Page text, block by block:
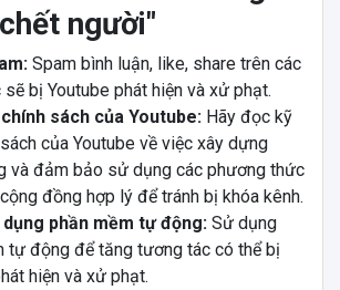
người"
Spam bình luận, like, share trên các
sẽ bị Youtube phát hiện và xử phạt.
sách của Youtube:Hãy đọc kỹ
của Youtube về việc xây dựng
và đảm bảo sử dụng các phương thức
đồng hợp lý để tránh bị khóa kênh.
phần mềm tự động:Sử dụng
tự động để tăng tương tác có thể bị
hiện và xử phạt.